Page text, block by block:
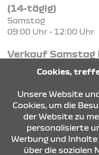
(14-tägig)
Samstag
09:00 Uhr - 12:00 Uhr
Verkauf Samstag
(14-tägig)
10:00 Uhr - 13:00 Uhr
KONTAKT &
Cookies,
Unsere Website
Cookies, um die
der Website zu
personalisierte
Werbung und
über die sozialen